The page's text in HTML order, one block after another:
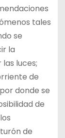
tales
se
la
luces;
de
donde se
de
de